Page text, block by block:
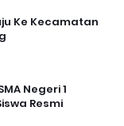
Ke Kecamatan
Negeri 1
Resmi